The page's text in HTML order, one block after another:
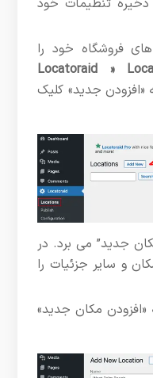
فروشگاه خود را
Locatoraid »
«افزودن جدید» کلیک
جدید” می برد. در
و سایر جزئیات را
«افزودن مکان جدید»